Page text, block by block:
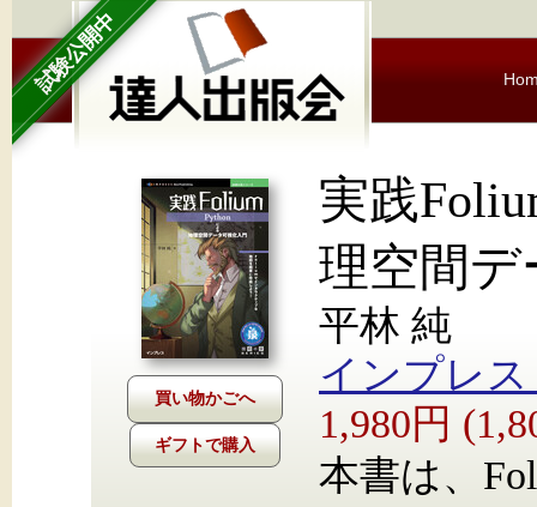
試験公開中
ギフトで購入
実践
理空間デ
平林 純
インプレス
1,980円
本書は、